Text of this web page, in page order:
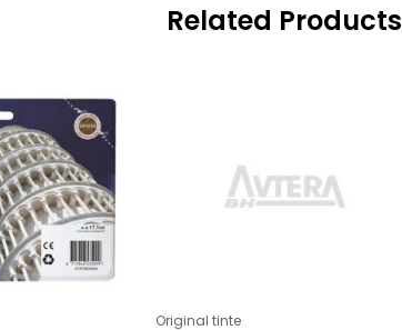
Related Products
Original tinte